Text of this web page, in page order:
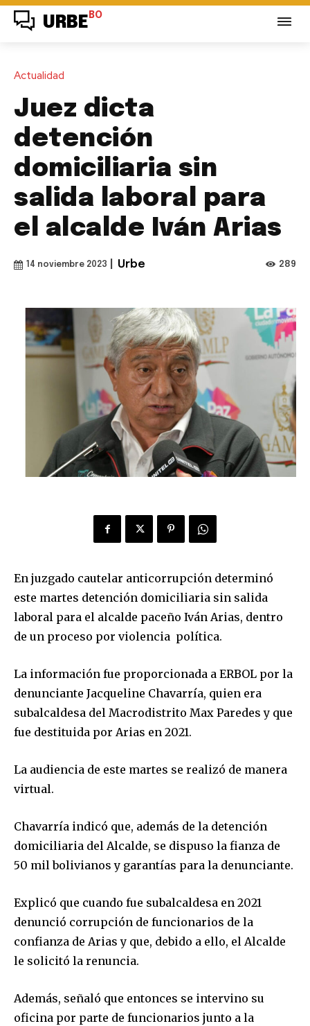
URBE BO
Actualidad
Juez dicta
detención
domiciliaria sin
salida laboral para
el alcalde Iván Arias
14 noviembre 2023 Urbe 289
En juzgado cautelar anticorrupción determinó
este martes detención domiciliaria sin salida
laboral para el alcalde paceño Iván Arias, dentro
de un proceso por violencia política.
La información fue proporcionada a ERBOL por la
denunciante Jacqueline Chavarría, quien era
subalcaldesa del Macrodistrito Max Paredes y que
fue destituida por Arias en 2021.
La audiencia de este martes se realizó de manera
virtual.
Chavarría indicó que, además de la detención
domiciliaria del Alcalde, se dispuso la fianza de
50 mil bolivianos y garantías para la denunciante.
Explicó que cuando fue subalcaldesa en 2021
denunció corrupción de funcionarios de la
confianza de Arias y que, debido a ello, el Alcalde
le solicitó la renuncia.
Además, señaló que entonces se intervino su
oficina por parte de funcionarios junto a la